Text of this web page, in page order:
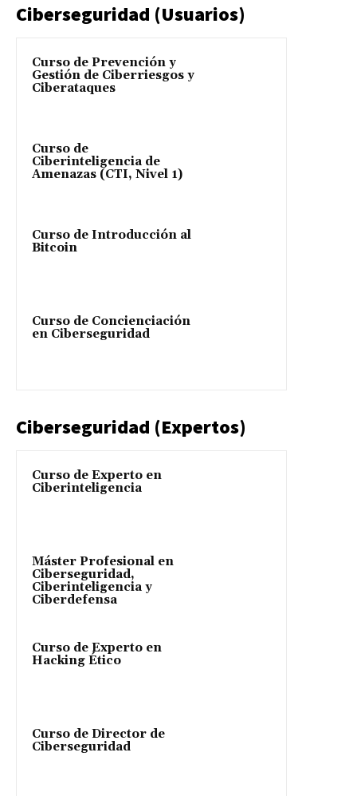
Ciberseguridad (Usuarios)
Curso de Prevención y
Gestión de Ciberriesgos y
Ciberataques
Curso de
Ciberinteligencia de
Amenazas (CTI, Nivel 1)
Curso de Introducción al
Bitcoin
Curso de Concienciación
en Ciberseguridad
Ciberseguridad (Expertos)
Curso de Experto en
Ciberinteligencia
Máster Profesional en
Ciberseguridad,
Ciberinteligencia y
Ciberdefensa
Curso de Experto en
Hacking Ético
Curso de Director de
Ciberseguridad